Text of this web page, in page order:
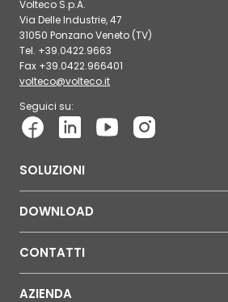
Volteco S.p.A.
Via Delle Industrie, 47
31050 Ponzano Veneto (TV)
Tel. +39.0422.9663
Fax +39.0422.966401
volteco@volteco.it
Seguici su:
SOLUZIONI
DOWNLOAD
CONTATTI
AZIENDA